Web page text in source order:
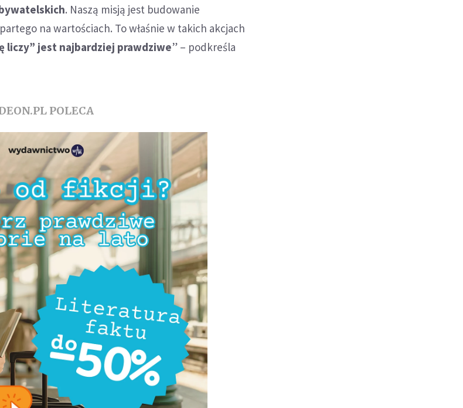
. Naszą misją jest budowanie
na wartościach. To właśnie w takich akcjach
liczy” jest najbardziej prawdziwe” – podkreśla
POLECA